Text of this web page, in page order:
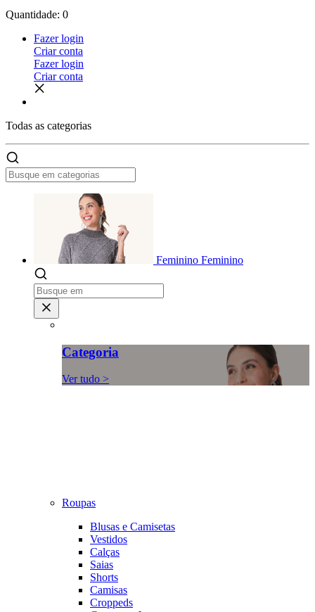
Quantidade: 0
Fazer login
Criar conta
Fazer login
Criar conta
Todas as categorias
Feminino Feminino
Categoria
Ver tudo >
Roupas
Blusas e Camisetas
Vestidos
Calças
Saias
Shorts
Camisas
Croppeds